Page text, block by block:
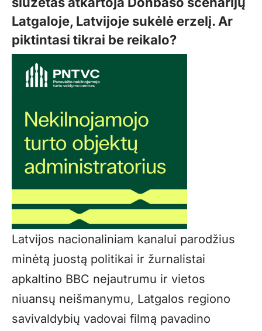
Latgaloje, Latvijoje sukėlė erzelį. Ar
piktintasi tikrai be reikalo?
Latvijos nacionaliniam kanalui parodžius
minėtą juostą politikai ir žurnalistai
apkaltino BBC nejautrumu ir vietos
niuansų neišmanymu, Latgalos regiono
savivaldybių vadovai filmą pavadino